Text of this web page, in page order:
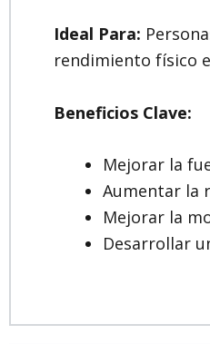
Ideal Para:
rendimiento físico
Beneficios Clave:
Mejorar la
Aumentar la
Mejorar la
Desarrollar